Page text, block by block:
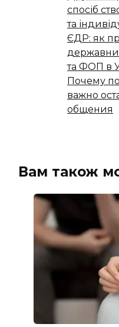
спосіб
та
ЄДР: як
та ФОП в
Почему
важно
общения
Вам також